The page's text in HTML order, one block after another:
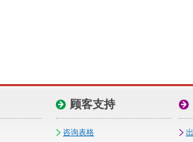
顾客支持
咨询表格